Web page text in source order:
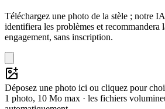
Téléchargez une photo de la stèle ; notre
identifiera les problèmes et recommandera
engagement, sans inscription.
Déposez une photo ici ou cliquez pour
1 photo, 10 Mo max · les fichiers